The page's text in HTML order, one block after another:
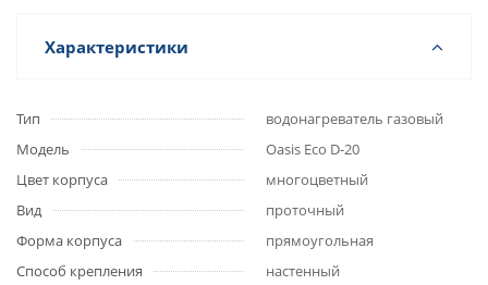
Характеристики
Тип
водонагреватель газовый
Модель
Oasis Eco D-20
Цвет корпуса
многоцветный
Вид
проточный
Форма корпуса
прямоугольная
Способ крепления
настенный